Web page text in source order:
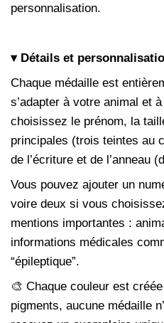
personnalisation.
▾ Détails et
Chaque médaille est
s’adapter à votre animal et
choisissez le prénom, la
principales (trois teintes au
de l’écriture et de l’anneau
Vous pouvez ajouter un
voire deux si vous
mentions importantes :
informations médicales
“épileptique”.
🎨 Chaque couleur est
pigments, aucune médaille